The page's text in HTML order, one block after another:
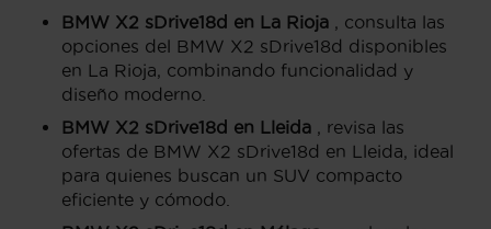
BMW X2 sDrive18d en La Rioja , consulta las
opciones del BMW X2 sDrive18d disponibles
en La Rioja, combinando funcionalidad y
diseño moderno.
BMW X2 sDrive18d en Lleida , revisa las
ofertas de BMW X2 sDrive18d en Lleida, ideal
para quienes buscan un SUV compacto
eficiente y cómodo.